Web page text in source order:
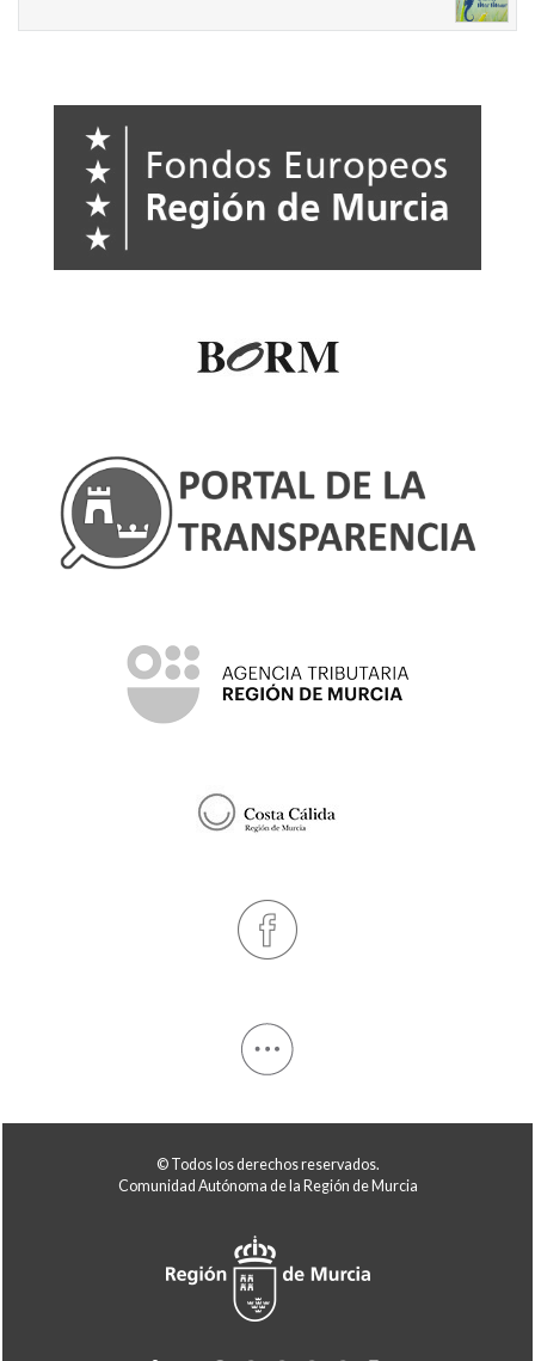
© Todos los derechos reservados.
Comunidad Autónoma de la Región de Murcia